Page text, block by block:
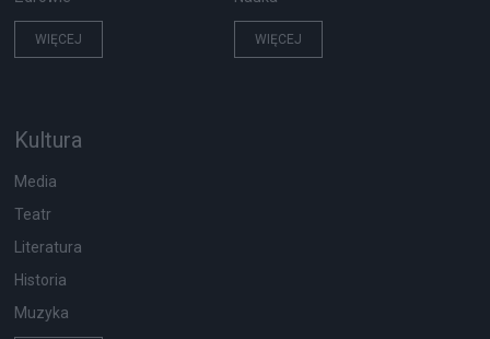
WIĘCEJ WIĘCEJ
Kultura
Media
Teatr
Literatura
Historia
Muzyka